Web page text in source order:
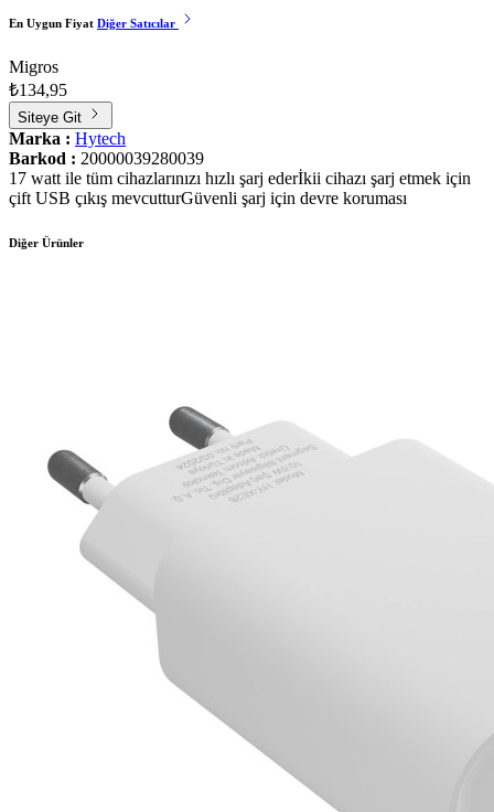
En Uygun Fiyat Diğer Satıcılar
Migros
₺134,95
Siteye Git
Marka : Hytech
Barkod : 20000039280039
17 watt ile tüm cihazlarınızı hızlı şarj ederİkii cihazı şarj etmek için
çift USB çıkış mevcutturGüvenli şarj için devre koruması
Diğer Ürünler